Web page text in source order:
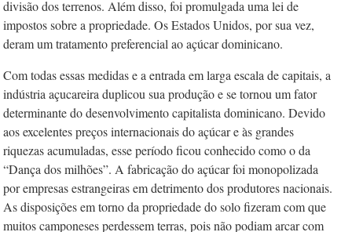
divisão dos terrenos. Além disso, foi promulgada uma lei de
impostos sobre a propriedade. Os Estados Unidos, por sua vez,
deram um tratamento preferencial ao açúcar dominicano.
Com todas essas medidas e a entrada em larga escala de capitais, a
indústria açucareira duplicou sua produção e se tornou um fator
determinante do desenvolvimento capitalista dominicano. Devido
aos excelentes preços internacionais do açúcar e às grandes
riquezas acumuladas, esse período ficou conhecido como o da
“Dança dos milhões”. A fabricação do açúcar foi monopolizada
por empresas estrangeiras em detrimento dos produtores nacionais.
As disposições em torno da propriedade do solo fizeram com que
muitos camponeses perdessem terras, pois não podiam arcar com